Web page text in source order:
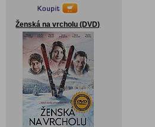
Ženská na vrcholu (DVD)